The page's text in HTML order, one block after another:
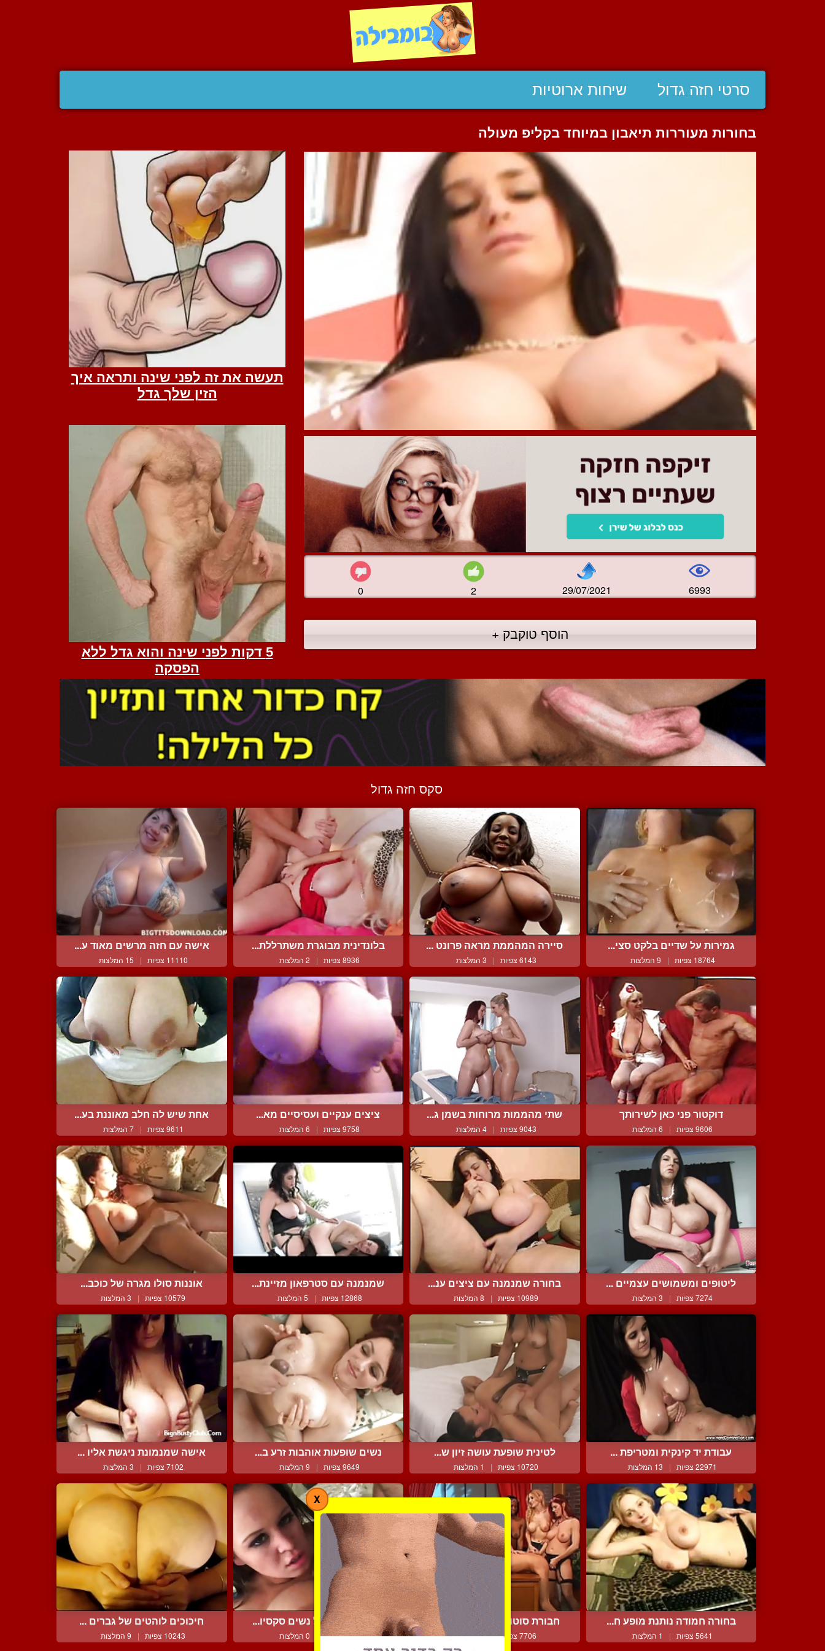
סרטי חזה גדול שיחות ארוטיות
בחורות מעוררות תיאבון במיוחד בקליפ מעולה
0 2 29/07/2021 6993
הוסף טוקבק +
סקס חזה גדול
גמירות על שדיים בלקט סצי...
18764 צפיות | 9 המלצות
סיירה המהממת מראה פרונט ...
6143 צפיות | 3 המלצות
בלונדינית מבוגרת משתרללת...
8936 צפיות | 2 המלצות
אישה עם חזה מרשים מאוד ע...
11110 צפיות | 15 המלצות
דוקטור פני כאן לשירותך
9606 צפיות | 6 המלצות
שתי מהממות מרוחות בשמן ג...
9043 צפיות | 4 המלצות
ציצים ענקיים ועסיסיים מא...
9758 צפיות | 6 המלצות
אחת שיש לה חלב מאוננת בע...
9611 צפיות | 7 המלצות
ליטופים ומשמושים עצמיים ...
7274 צפיות | 3 המלצות
בחורה שמנמנה עם ציצים ענ...
10989 צפיות | 8 המלצות
שמנמנה עם סטרפאון מזיינת...
12868 צפיות | 5 המלצות
אוננות סולו מגרה של כוכב...
10579 צפיות | 3 המלצות
עבודת יד קינקית ומטריפת ...
22971 צפיות | 13 המלצות
לטינית שופעת עושה זיון ש...
10720 צפיות | 1 המלצות
נשים שופעות אוהבות זרע ב...
9649 צפיות | 9 המלצות
אישה שמנמונת ניגשת אליו ...
7102 צפיות | 3 המלצות
בחורה חמודה נותנת מופע ח...
5641 צפיות | 1 המלצות
חבורת סוטות מין עם סטרפא...
7706 צפיות | 0 המלצות
אוסף מעולה של נשים סקסיו...
8395 צפיות | 0 המלצות
חיכוכים לוהטים של גברים ...
10243 צפיות | 9 המלצות
X